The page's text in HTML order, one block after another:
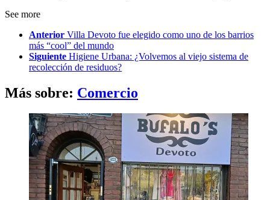
See more
Anterior Villa Devoto fue elegido como uno de los barrios
más “cool” del mundo
Siguiente Higiene Urbana: ¿Volvemos al viejo sistema de
recolección de residuos?
Más sobre: Comercio